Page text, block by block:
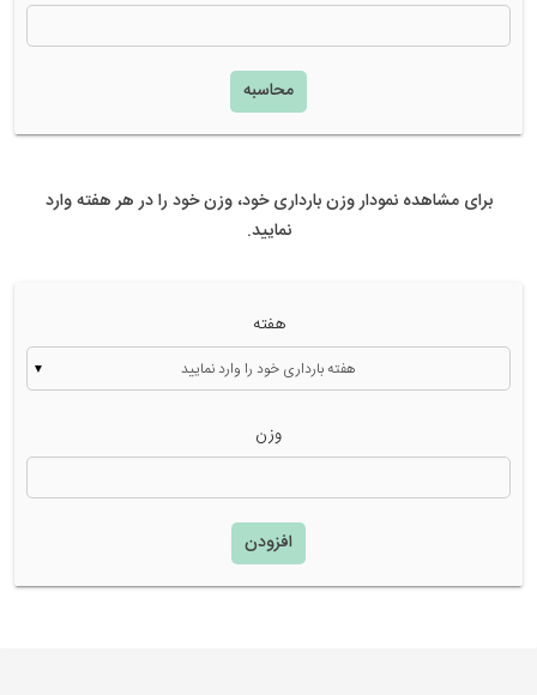
محاسبه
برای مشاهده نمودار وزن بارداری خود، وزن خود را در هر هفته وارد
نمایید.
هفته
▼
وزن
افزودن